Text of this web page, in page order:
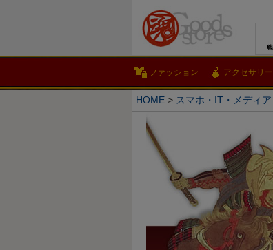
ファッション アクセサリー
HOME スマホ・IT・メディア